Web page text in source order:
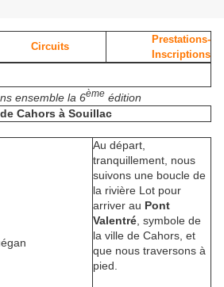
Circuits
Prestations-
Inscriptions
ensemble la 6èmeédition
Cahors à Souillac
Au départ,
tranquillement, nous
suivons une boucle de
la rivière Lot pour
arriver au Pont
Valentré , symbole de
la ville de Cahors, et
que nous traversons à
pied.